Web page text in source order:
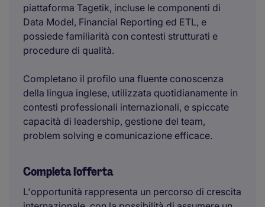
piattaforma Tagetik, incluse le componenti di
Data Model, Financial Reporting ed ETL, e
possiede familiarità con contesti strutturati e
procedure di qualità.
Completano il profilo una fluente conoscenza
della lingua inglese, utilizzata quotidianamente in
contesti professionali internazionali, e spiccate
capacità di leadership, gestione del team,
problem solving e comunicazione efficace.
Completa l'offerta
L'opportunità rappresenta un percorso di crescita